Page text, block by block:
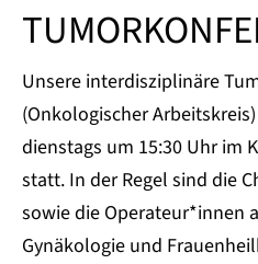
Unsere interdisziplinäre
(Onkologischer
dienstags um 15:30 Uhr im
statt. In der Regel sind die
sowie die Operateur*innen
Gynäkologie und